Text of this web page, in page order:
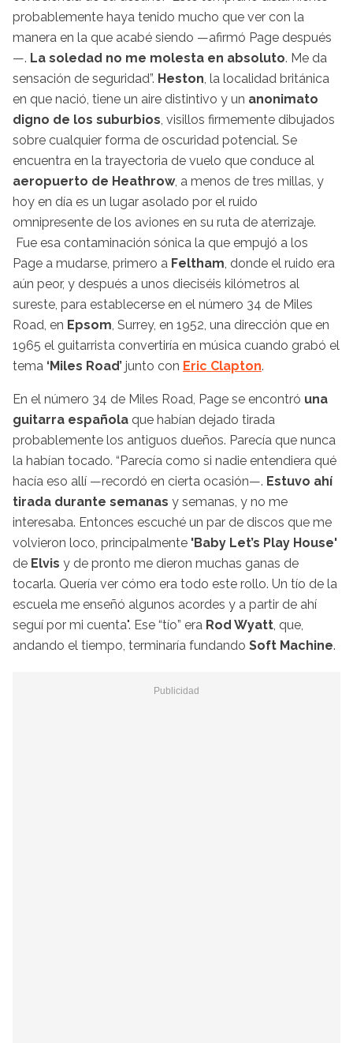
probablemente haya tenido mucho que ver con la
manera en la que acabé siendo —afirmó Page después
—. La soledad no me molesta en absoluto. Me da
sensación de seguridad”. Heston , la localidad británica
en que nació, tiene un aire distintivo y un anonimato
digno de los suburbios , visillos firmemente dibujados
sobre cualquier forma de oscuridad potencial. Se
encuentra en la trayectoria de vuelo que conduce al
aeropuerto de Heathrow, a menos de tres millas, y
hoy en día es un lugar asolado por el ruido
omnipresente de los aviones en su ruta de aterrizaje.
Fue esa contaminación sónica la que empujó a los
Page a mudarse, primero a Feltham , donde el ruido era
aún peor, y después a unos dieciséis kilómetros al
sureste, para establecerse en el número 34 de Miles
Road, en Epsom , Surrey, en 1952, una dirección que en
1965 el guitarrista convertiría en música cuando grabó el
tema ‘Miles Road’ junto con Eric Clapton.
En el número 34 de Miles Road, Page se encontró una
guitarra española que habían dejado tirada
probablemente los antiguos dueños. Parecía que nunca
la habían tocado. “Parecía como si nadie entendiera qué
hacía eso allí —recordó en cierta ocasión—. Estuvo ahí
tirada durante semanas y semanas, y no me
interesaba. Entonces escuché un par de discos que me
volvieron loco, principalmente 'Baby Let’s Play House'
de Elvis y de pronto me dieron muchas ganas de
tocarla. Quería ver cómo era todo este rollo. Un tío de la
escuela me enseñó algunos acordes y a partir de ahí
seguí por mi cuenta". Ese “tío” era Rod Wyatt , que,
andando el tiempo, terminaría fundando Soft Machine.